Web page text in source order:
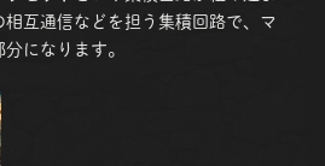
互通信などを担う集積回路で、マ
になります。